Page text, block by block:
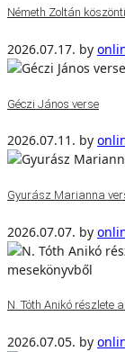
Németh Zoltán
2026.07.17. by
Géczi János verse
2026.07.11. by
Gyurász Marianna
2026.07.07. by
N. Tóth Anikó részlete
2026.07.05. by